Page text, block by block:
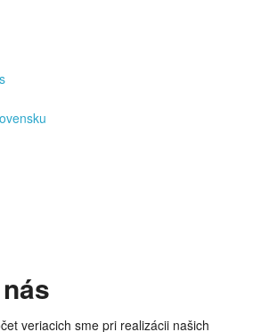
veriacich sme pri realizácii našich